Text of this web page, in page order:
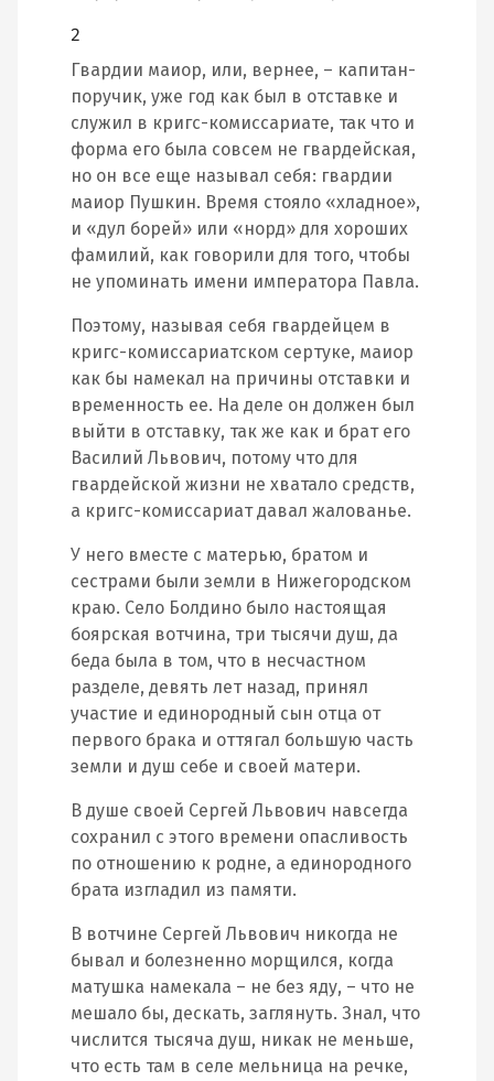
2
Гвардии маиор, или, вернее, – капитан-
поручик, уже год как был в отставке и
служил в кригс-комиссариате, так что и
форма его была совсем не гвардейская,
но он все еще называл себя: гвардии
маиор Пушкин. Время стояло «хладное»,
и «дул борей» или «норд» для хороших
фамилий, как говорили для того, чтобы
не упоминать имени императора Павла.
Поэтому, называя себя гвардейцем в
кригс-комиссариатском сертуке, маиор
как бы намекал на причины отставки и
временность ее. На деле он должен был
выйти в отставку, так же как и брат его
Василий Львович, потому что для
гвардейской жизни не хватало средств,
а кригс-комиссариат давал жалованье.
У него вместе с матерью, братом и
сестрами были земли в Нижегородском
краю. Село Болдино было настоящая
боярская вотчина, три тысячи душ, да
беда была в том, что в несчастном
разделе, девять лет назад, принял
участие и единородный сын отца от
первого брака и оттягал большую часть
земли и душ себе и своей матери.
В душе своей Сергей Львович навсегда
сохранил с этого времени опасливость
по отношению к родне, а единородного
брата изгладил из памяти.
В вотчине Сергей Львович никогда не
бывал и болезненно морщился, когда
матушка намекала – не без яду, – что не
мешало бы, дескать, заглянуть. Знал, что
числится тысяча душ, никак не меньше,
что есть там в селе мельница на речке,